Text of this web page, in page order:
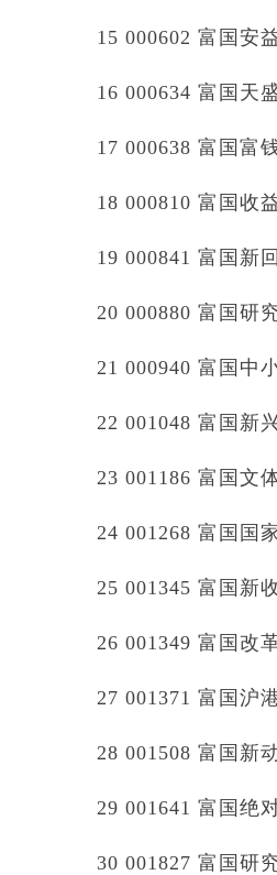
15 000602 富国安
16 000634 富国天
17 000638 富国富
18 000810 富国收
19 000841 富国新
20 000880 富国研
21 000940 富国中
22 001048 富国新
23 001186 富国文
24 001268 富国国
25 001345 富国新
26 001349 富国改
27 001371 富国沪
28 001508 富国新
29 001641 富国绝
30 001827 富国研